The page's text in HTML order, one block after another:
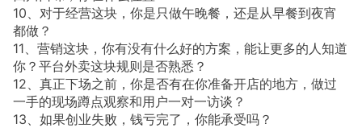
10、对于经营这块，你是只做午晚餐，还是从早餐到夜宵
都做？
11、营销这块，你有没有什么好的方案，能让更多的人知道
你？平台外卖这块规则是否熟悉？
12、真正下场之前，你是否有在你准备开店的地方，做过
一手的现场蹲点观察和用户一对一访谈？
13、如果创业失败，钱亏完了，你能承受吗？